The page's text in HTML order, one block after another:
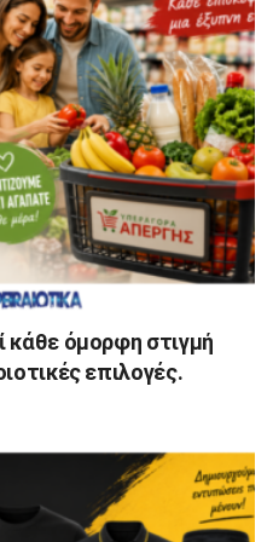
κάθε όμορφη στιγμή
επιλογές.